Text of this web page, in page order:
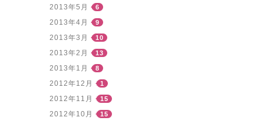
2013年5月 6
2013年4月 9
2013年3月 10
2013年2月 13
2013年1月 8
2012年12月 1
2012年11月 15
2012年10月 15